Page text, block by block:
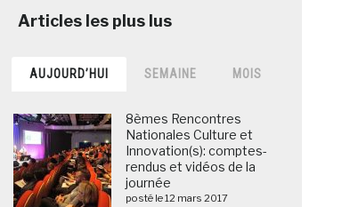
AUJOURD’HUI SEMAINE MOIS
8èmes Rencontres
Nationales Culture et
Innovation(s): comptes-
rendus et vidéos de la
journée
posté le 12 mars 2017